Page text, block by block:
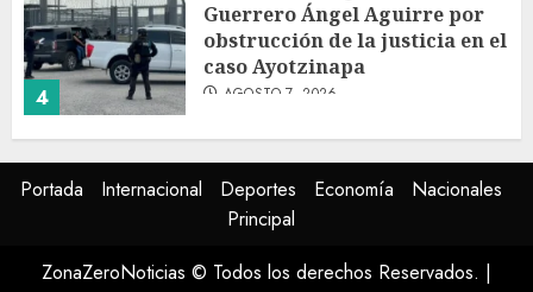
4
Guerrero Ángel Aguirre por
obstrucción de la justicia en el
caso Ayotzinapa
AGOSTO 7, 2026
5
SMN pronostica lluvias
intensas, granizo y calor
extremo para este 7 de agosto
AGOSTO 7, 2026
Portada Internacional Deportes Economía
Nacionales
Principal
ZonaZeroNoticias © Todos los derechos Reservados. |